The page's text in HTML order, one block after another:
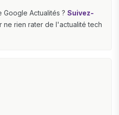
Google Actualités ? Suivez-
ne rien rater de l'actualité tech